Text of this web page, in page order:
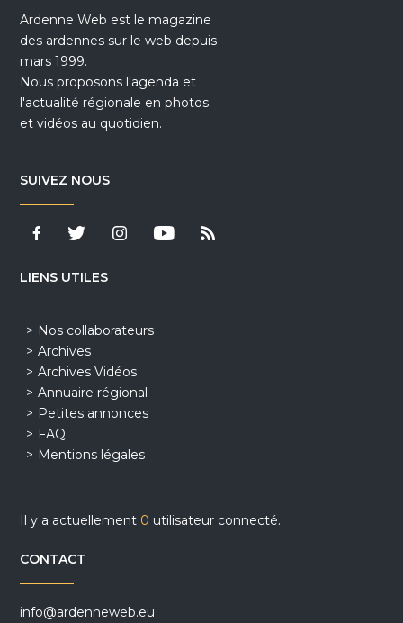
Ardenne Web est le magazine
des ardennes sur le web depuis
mars 1999.
Nous proposons l'agenda et
l'actualité régionale en photos
et vidéos au quotidien.
SUIVEZ NOUS
LIENS UTILES
Nos collaborateurs
Archives
Archives Vidéos
Annuaire régional
Petites annonces
FAQ
Mentions légales
Il y a actuellement 0 utilisateur connecté.
CONTACT
info@ardenneweb.eu